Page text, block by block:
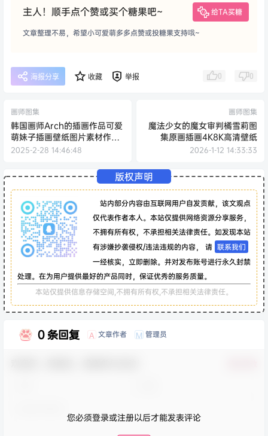
主人！顺手点个赞或买个糖果吧~ 给TA买糖
文章整理不易，希望小可爱萌多多点赞或投糖果支持哦~
海报分享 收藏 举报 0 0
画师图集
韩国画师Arch的插画作品可爱
萌妹子插画壁纸图片素材作品
合集
2025-2-28 14:46:48
画师图集
魔法少女的魔女审判橘雪莉图
集原画插画4K8K高清壁纸
2026-1-12 14:33:33
版权声明
站内部分内容由互联网用户自发贡献，该文观点
仅代表作者本人。本站仅提供网络资源分享服务，
不拥有所有权，不承担相关法律责任。如发现本站
有涉嫌抄袭侵权/违法违规的内容， 请 联系我们
一经核实，立即删除。并对发布账号进行永久封禁
处理。在为用户提供最好的产品同时，保证优秀的服务质量。
本站仅提供信息存储空间,不拥有所有权,不承担相关法律责任。
0 条回复 A 文章作者 M 管理员
您必须登录或注册以后才能发表评论